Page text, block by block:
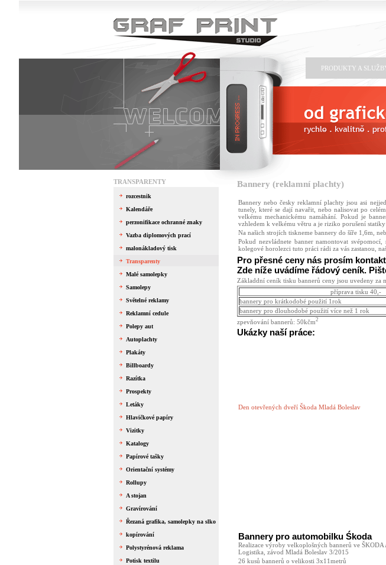
PRODUKTY A
Bannery (reklamní plachty)
Bannery nebo česky reklamní plachty jsou asi
tunely, které se dají navařit, nebo nalisovat po
velkému mechanickému namáhání. Pokud je
vzhledem k velkému větru a je riziko porušení
Na našich strojích tiskneme bannery do šíře 1,6m,
Pokud nezvládnete banner namontovat
kolegové horolezci tuto práci rádi za vás zastanou,
Pro přesné ceny nás prosím
Zde níže uvádíme řádový ceník.
Základdní ceník tisku bannerů ceny jsou uvedeny za
příprava tisku 40,-
bannery pro krátkodobé použití 1rok
bannery pro dlouhodobé použití více než 1 rok
zpevňování bannerů: 50kčm2
Ukázky naší práce:
Den otevřených dveří Škoda Mladá Boleslav
Bannery pro automobilku Śkoda
Realizace výroby velkoplošných bannerů ve ŠKODA
Logistika, závod Mladá Boleslav 3/2015
26 kusů bannerů o velikosti 3x11metrů
TRANSPARENTY
rozcestnik
Kalendáře
perzonifikace ochranné znaky
Vazba diplomových prací
malonákladový tisk
Transparenty
Malé samolepky
Samolepy
Světelné reklamy
Reklamní cedule
Polepy aut
Autoplachty
Plakáty
Billboardy
Razítka
Prospekty
Letáky
Hlavičkové papíry
Vizitky
Katalogy
Papírové tašky
Orientační systémy
Rollupy
A stojan
Gravírování
Řezaná grafika, samolepky na slko
kopírování
Polystyrénová reklama
Potisk textilu